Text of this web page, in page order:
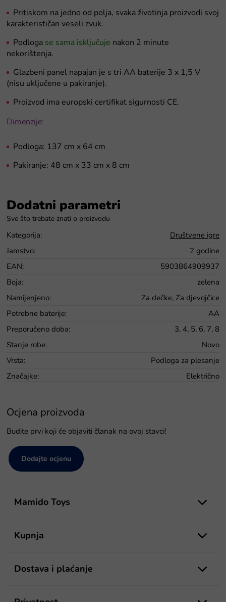
Pritiskom na jedno od polja, svaka životinja proizvodi svoj
karakterističan veseli zvuk.
Podloga se sama isključuje nakon 2 minute
nekorištenja.
Glazbeni panel napajan je s tri AA baterije 3 x 1,5 V
(nisu uključene u pakiranje).
Proizvod ima europski certifikat sigurnosti CE.
Dimenzije:
Podloga: 137 cm x 64 cm
Pakiranje: 48 cm x 33 cm x 8 cm
Dodatni parametri
Kategorija:
Društvene igre
Jamstvo:
2 godine
EAN:
5903864909937
Boja:
zelena
Namijenjeno:
Za dečke, Za djevojčice
Potrebne baterije:
AA
Preporučeno doba:
3, 4, 5, 6, 7, 8
Stanje robe:
Novo
Vrsta:
Podloga za plesanje
Značajke: Električno
Ocjena proizvoda
Budite prvi koji će objaviti članak na ovoj stavci!
Dodajte ocjenu
Mamido Toys
Kupnja
Dostava i plaćanje